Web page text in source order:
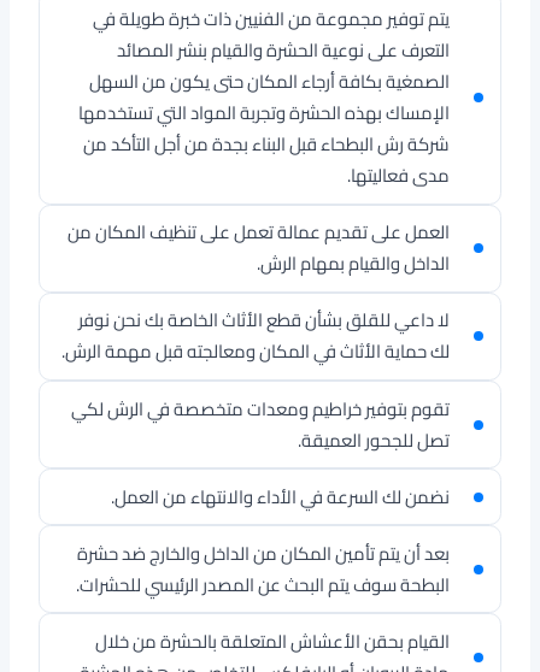
يتم توفير مجموعة من الفنيين ذات خبرة طويلة في
التعرف على نوعية الحشرة والقيام بنشر المصائد
الصمغية بكافة أرجاء المكان حتى يكون من السهل
الإمساك بهذه الحشرة وتجربة المواد التي تستخدمها
شركة رش البطحاء قبل البناء بجدة من أجل التأكد من
مدى فعاليتها.
العمل على تقديم عمالة تعمل على تنظيف المكان من
الداخل والقيام بمهام الرش.
لا داعي للقلق بشأن قطع الأثاث الخاصة بك نحن نوفر
لك حماية الأثاث في المكان ومعالجته قبل مهمة الرش.
تقوم بتوفير خراطيم ومعدات متخصصة في الرش لكي
تصل للجحور العميقة.
نضمن لك السرعة في الأداء والانتهاء من العمل.
بعد أن يتم تأمين المكان من الداخل والخارج ضد حشرة
البطحة سوف يتم البحث عن المصدر الرئيسي للحشرات.
القيام بحقن الأعشاش المتعلقة بالحشرة من خلال